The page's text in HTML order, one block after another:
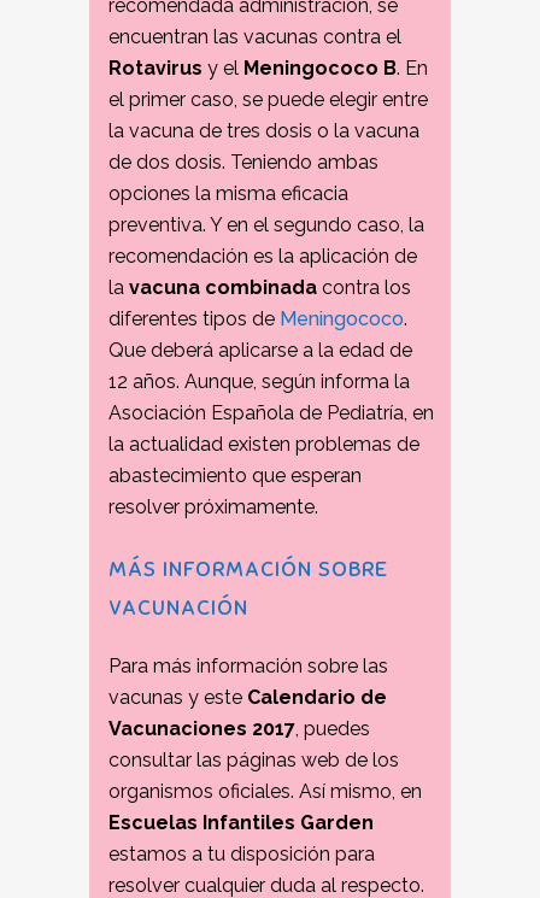
recomendada administración, se
encuentran las vacunas contra el
Rotavirus y el Meningococo B. En
el primer caso, se puede elegir entre
la vacuna de tres dosis o la vacuna
de dos dosis. Teniendo ambas
opciones la misma eficacia
preventiva. Y en el segundo caso, la
recomendación es la aplicación de
la vacuna combinada contra los
diferentes tipos de Meningococo.
Que deberá aplicarse a la edad de
12 años. Aunque, según informa la
Asociación Española de Pediatría, en
la actualidad existen problemas de
abastecimiento que esperan
resolver próximamente.
MÁS INFORMACIÓN SOBRE
VACUNACIÓN
Para más información sobre las
vacunas y este Calendario de
Vacunaciones 2017, puedes
consultar las páginas web de los
organismos oficiales. Así mismo, en
Escuelas Infantiles Garden
estamos a tu disposición para
resolver cualquier duda al respecto.